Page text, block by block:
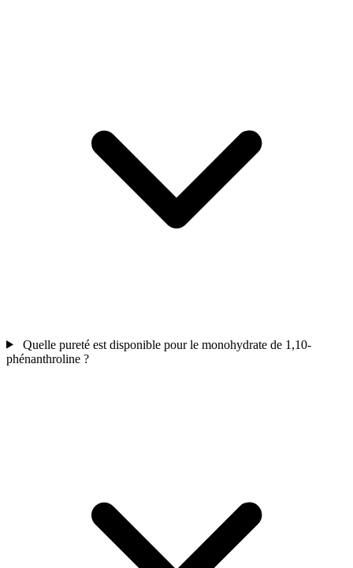
Quelle pureté est disponible pour le monohydrate de 1,10-
phénanthroline ?